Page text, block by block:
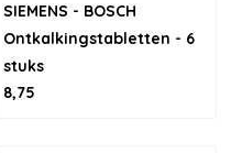
SIEMENS - BOSCH
Ontkalkingstabletten - 6
stuks
8,75